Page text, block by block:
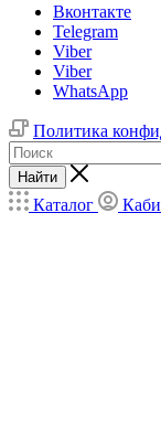
Вконтакте
Telegram
Viber
Viber
WhatsApp
Политика
Найти
Каталог